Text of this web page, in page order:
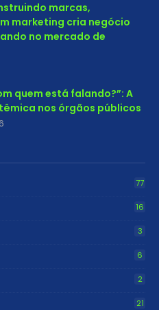
marcas,
marketing cria negócio
no mercado de
quem está falando?”: A
nos órgãos públicos
77
16
3
6
2
21